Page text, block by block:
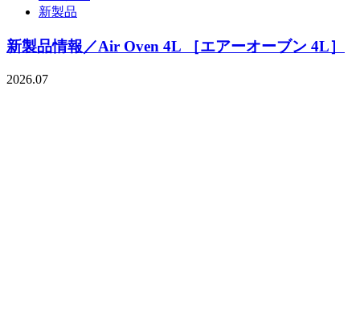
新製品
新製品情報／Air Oven 4L ［エアーオーブン 4L］
2026.07